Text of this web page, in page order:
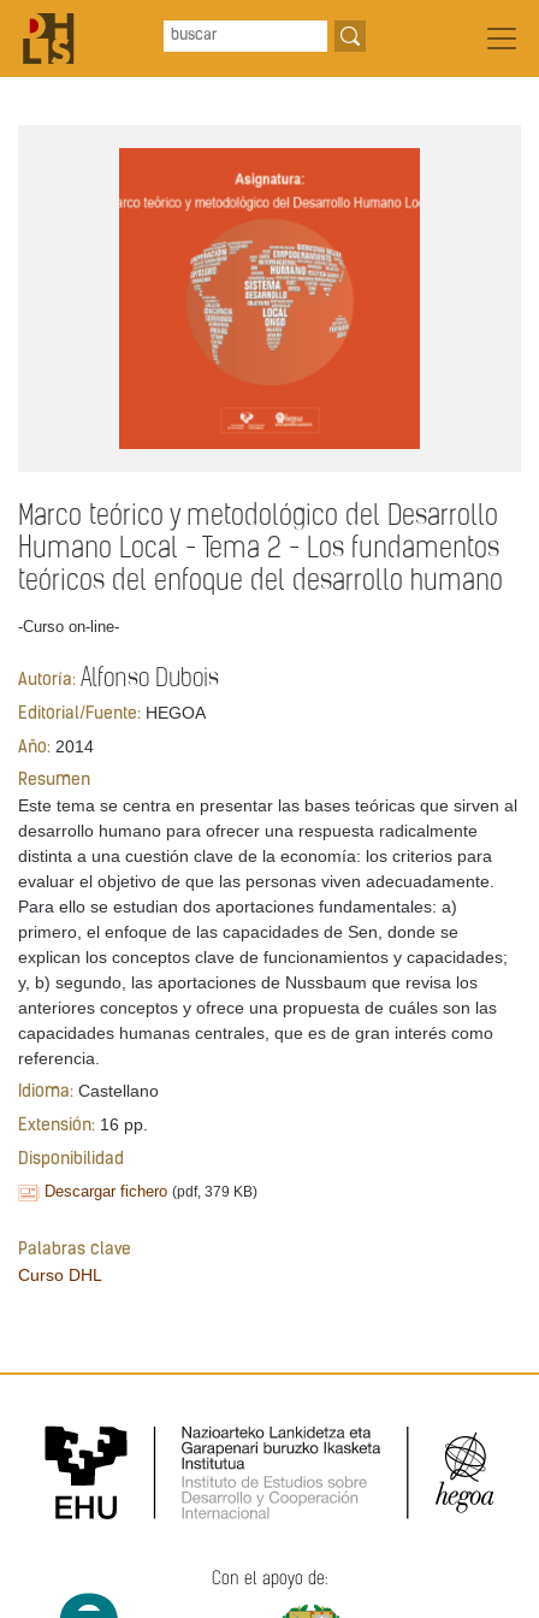
Marco teórico y metodológico del Desarrollo
Humano Local - Tema 2 - Los fundamentos
teóricos del enfoque del desarrollo humano
-Curso on-line-
Autoría: Alfonso Dubois
Editorial/Fuente: HEGOA
Año: 2014
Resumen
Este tema se centra en presentar las bases teóricas que sirven al
desarrollo humano para ofrecer una respuesta radicalmente
distinta a una cuestión clave de la economía: los criterios para
evaluar el objetivo de que las personas viven adecuadamente.
Para ello se estudian dos aportaciones fundamentales: a)
primero, el enfoque de las capacidades de Sen, donde se
explican los conceptos clave de funcionamientos y capacidades;
y, b) segundo, las aportaciones de Nussbaum que revisa los
anteriores conceptos y ofrece una propuesta de cuáles son las
capacidades humanas centrales, que es de gran interés como
referencia.
Idioma: Castellano
Extensión: 16 pp.
Disponibilidad
Descargar fichero (pdf, 379 KB)
Palabras clave
Curso DHL
Con el apoyo de: